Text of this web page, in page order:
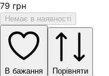
79 грн
Немає в наявності
В бажання Порівняти